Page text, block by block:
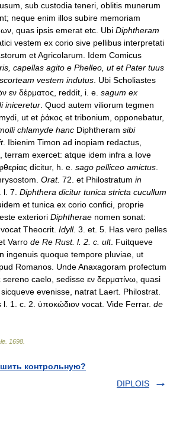
sub custodia teneri, oblitis munerum
neque enim illos subire memoriam
quas ipsis emerat etc. Ubi Diphtheram
vestem ex corio sive pellibus interpretati
et Agricolarum. Idem Comicus
capellas agito e Phelleo, ut et Pater tuus
scorteam vestem indutus . Ubi Scholiastes
εν δέρματος, reddit, i. e. sagum ex
iniceretur . Quod autem viliorum tegmen
ut et ῤάκος et tribonium, opponebatur,
chlamyde hanc Diphtheram sibi
. Ibienim Timon ad inopiam redactus,
terram exercet: atque idem infra a Iove
dicitur, h. e. sago pelliceo amictus
Orat. 72. et Philostratum in
l. 7. Diphthera dicitur tunica stricta cucullum
et tunica ex corio confici, proprie
exteriori Diphtherae nomen sonat:
Theocrit. Idyll. 3. et. 5. Has vero pelles
Varro de Re Rust. l. 2. c. ult. Fuitqueve
ingenuis quoque tempore pluviae, ut
Romanos. Unde Anaxagoram profectum
caelo, sedisse εν δερματίνω, quasi
evenisse, natrat Laert. Philostrat.
1. c. 2. ὑποκώδιον vocat. Vide Ferrar. de
1698
контрольную?
DIPLOIS